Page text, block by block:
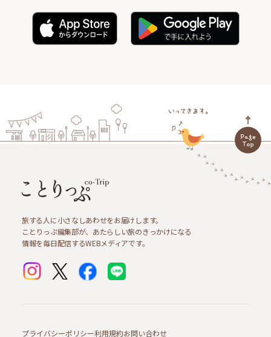
旅する人に小さなしあわせをお届けします。
ことりっぷ編集部が、あたらしい旅のきっかけになる
情報を毎日配信するWEBメディアです。
プライバシーポリシー利用規約お問い合わせ